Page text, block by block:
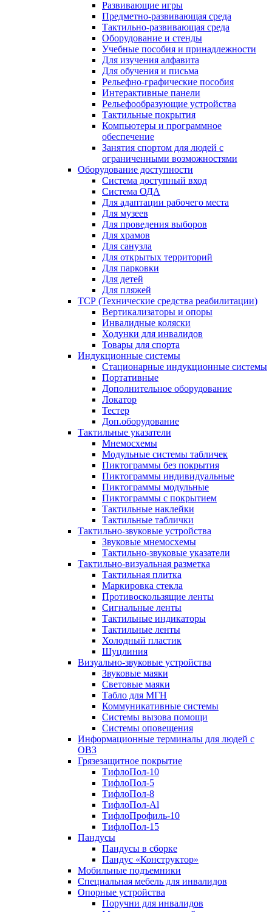
Развивающие игры
Предметно-развивающая среда
Тактильно-развивающая среда
Оборудование и стенды
Учебные пособия и принадлежности
Для изучения алфавита
Для обучения и письма
Рельефно-графические пособия
Интерактивные панели
Рельефообразующие устройства
Тактильные покрытия
Компьютеры и программное
обеспечение
Занятия спортом для людей с
ограниченными возможностями
Оборудование доступности
Система доступный вход
Система ОДА
Для адаптации рабочего места
Для музеев
Для проведения выборов
Для храмов
Для санузла
Для открытых территорий
Для парковки
Для детей
Для пляжей
ТСР (Технические средства реабилитации)
Вертикализаторы и опоры
Инвалидные коляски
Ходунки для инвалидов
Товары для спорта
Индукционные системы
Стационарные индукционные системы
Портативные
Дополнительное оборудование
Локатор
Тестер
Доп.оборудование
Тактильные указатели
Мнемосхемы
Модульные системы табличек
Пиктограммы без покрытия
Пиктограммы индивидуальные
Пиктограммы модульные
Пиктограммы с покрытием
Тактильные наклейки
Тактильные таблички
Тактильно-звуковые устройства
Звуковые мнемосхемы
Тактильно-звуковые указатели
Тактильно-визуальная разметка
Тактильная плитка
Маркировка стекла
Противоскользящие ленты
Сигнальные ленты
Тактильные индикаторы
Тактильные ленты
Холодный пластик
Шуцлиния
Визуально-звуковые устройства
Звуковые маяки
Световые маяки
Табло для МГН
Коммуникативные системы
Системы вызова помощи
Системы оповещения
Информационные терминалы для людей с
ОВЗ
Грязезащитное покрытие
ТифлоПол-10
ТифлоПол-5
ТифлоПол-8
ТифлоПол-Al
ТифлоПрофиль-10
ТифлоПол-15
Пандусы
Пандусы в сборке
Пандус «Конструктор»
Мобильные подъемники
Специальная мебель для инвалидов
Опорные устройства
Поручни для инвалидов